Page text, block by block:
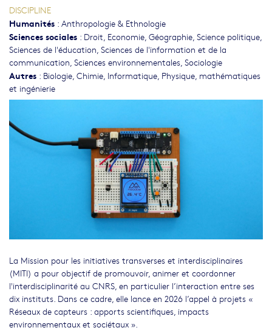
La Mission pour les initiatives transverses et interdisciplinaires
(MITI) a pour objectif de promouvoir, animer et coordonner
l'interdisciplinarité au CNRS, en particulier l’interaction entre ses
dix instituts. Dans ce cadre, elle lance en 2026 l’appel à projets «
Réseaux de capteurs : apports scientifiques, impacts
environnementaux et sociétaux ».
DISCIPLINE
Humanités : Anthropologie & Ethnologie
Sciences sociales : Droit, Economie, Géographie, Science politique,
Sciences de l'éducation, Sciences de l'information et de la
communication, Sciences environnementales, Sociologie
Autres : Biologie, Chimie, Informatique, Physique, mathématiques
et ingénierie